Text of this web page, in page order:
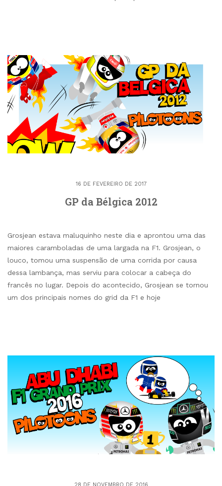
16 DE FEVEREIRO DE 2017
GP da Bélgica 2012
Grosjean estava maluquinho neste dia e aprontou uma das
maiores caramboladas de uma largada na F1. Grosjean, o
louco, tomou uma suspensão de uma corrida por causa
dessa lambança, mas serviu para colocar a cabeça do
francês no lugar. Depois do acontecido, Grosjean se tornou
um dos principais nomes do grid da F1 e hoje
28 DE NOVEMBRO DE 2016